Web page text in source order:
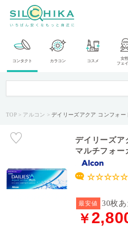
コンタクト カラコン コスメ
女
フェ
TOP アルコン デイリーズアクア コンフォ
デイリーズア
マルチフォー
最安値 30枚あ
￥
カ
テ
ゴ
メ
カ
タ
イ